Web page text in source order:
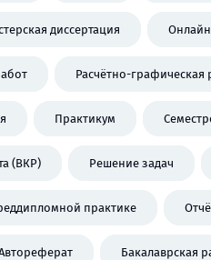
диссертация
Расчётно-графическая
Практикум
(ВКР) Решение задач
практике
Бакалаврская